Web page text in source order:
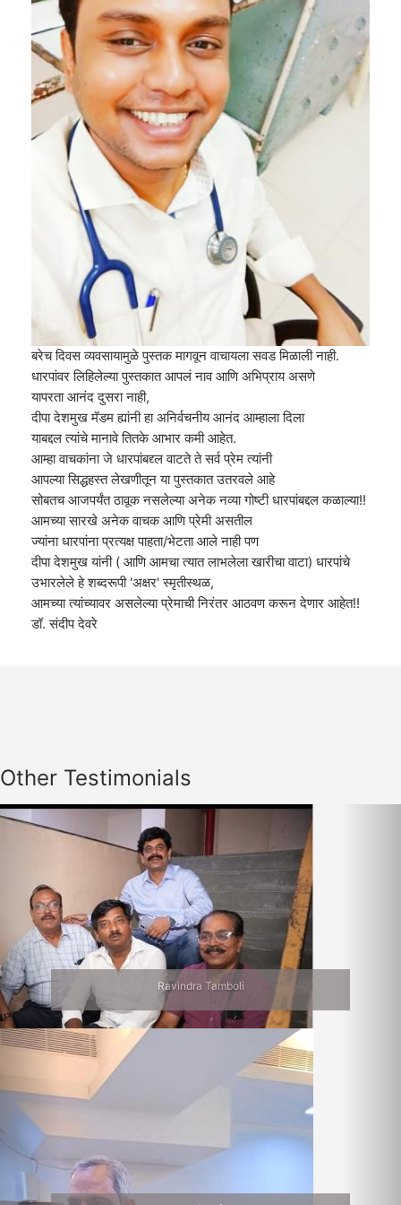
बरेच दिवस व्यवसायामुळे पुस्तक मागवून वाचायला सवड मिळाली नाही.
धारपांवर लिहिलेल्या पुस्तकात आपलं नाव आणि अभिप्राय असणे
यापरता आनंद दुसरा नाही,
दीपा देशमुख मॅडम ह्यांनी हा अनिर्वचनीय आनंद आम्हाला दिला
याबद्दल त्यांचे मानावे तितके आभार कमी आहेत.
आम्हा वाचकांना जे धारपांबद्द्ल वाटते ते सर्व प्रेम त्यांनी
आपल्या सिद्धहस्त लेखणीतून या पुस्तकात उतरवले आहे
सोबतच आजपर्यंत ठावूक नसलेल्या अनेक नव्या गोष्टी धारपांबद्दल कळाल्या!!
आमच्या सारखे अनेक वाचक आणि प्रेमी असतील
ज्यांना धारपांना प्रत्यक्ष पाहता/भेटता आले नाही पण
दीपा देशमुख यांनी ( आणि आमचा त्यात लाभलेला खारीचा वाटा) धारपांचे
उभारलेले हे शब्दरूपी 'अक्षर' स्मृतीस्थळ,
आमच्या त्यांच्यावर असलेल्या प्रेमाची निरंतर आठवण करून देणार आहेत!!
डॉ. संदीप देवरे
Other Testimonials
Ravindra Tamboli
Previous